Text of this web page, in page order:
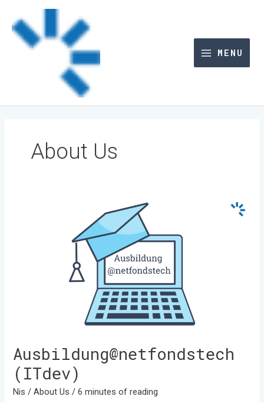
Inhalt
springen
MENU
About Us
Ausbildung@netfondstech
(ITdev)
Nis/About Us /6 minutes of reading